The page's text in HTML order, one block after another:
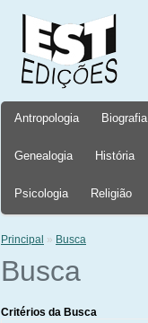
Antropologia Biografia
Genealogia História
Psicologia Religião
Principal » Busca
Busca
Critérios da Busca